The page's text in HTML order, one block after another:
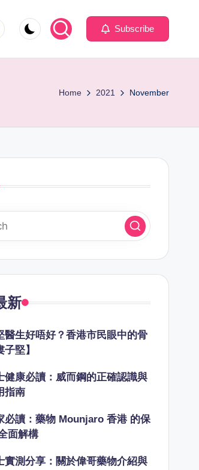
Subscribe
Home 2021 November
新
醫生好唔好？香港市民眼中的骨
堅】
健康必讀：威而鋼的正確認識與
指南
必讀：藥物 Mounjaro 香港 的保
面解構
實測分享：關於偉哥藥物介紹與